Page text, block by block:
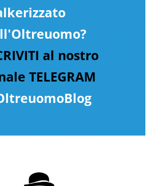
al nostro
TELEGRAM